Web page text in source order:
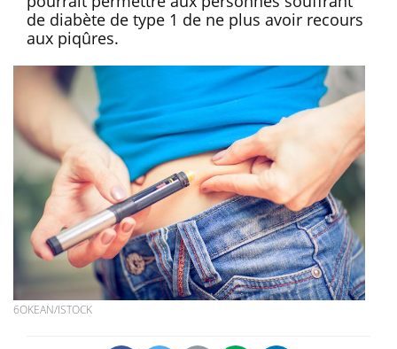
de diabète de type 1 de ne plus avoir recours
aux piqûres.
6OKEAN/ISTOCK